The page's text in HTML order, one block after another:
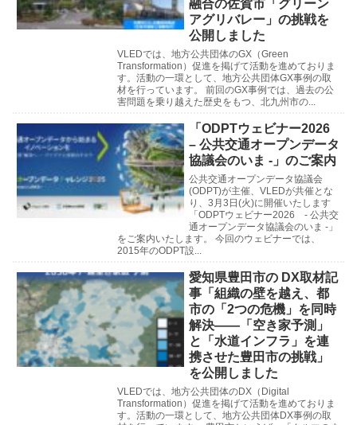
融合の佐賀市「グリーン
アグリバレー」の挑戦を
公開しました
VLEDでは、地方公共団体のGX（Green
Transformation）促進を掲げて活動を進めておりま
す。活動の一環として、地方公共団体GX事例の取
材を行っています。 前回のGX事例では、過去の公
害問題を乗り越えた歴史をもつ、北九州市の...
「ODPTウェビナー2026
– 公共交通オープンデータ
協議会のいま -」のご案内
公共交通オープンデータ協議会
(ODPT)が主催、VLEDが共催とな
り、3月3日(火)に開催いたします
「ODPTウェビナー2026 - 公共交
通オープンデータ協議会のいま -」
をご案内いたします。 今回のウェビナーでは、
2015年のODPT設...
愛知県豊田市の DX取材記
事「組織の壁を越え、都
市の「2つの危機」を同時
解決――「空き家予測」
と「水道インフラ」を連
携させた豊田市の挑戦」
を公開しました
VLEDでは、地方公共団体のDX（Digital
Transformation）促進を掲げて活動を進めておりま
す。活動の一環として、地方公共団体DX事例の取